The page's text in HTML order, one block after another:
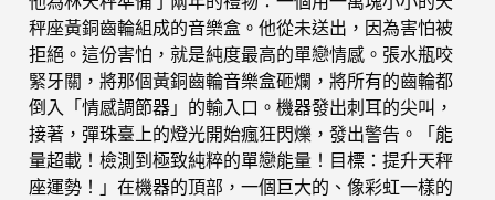
秤座黃銅齒輪組成的音樂盒。他從未送出，因為害怕被
拒絕。這份害怕，就是純度最高的單戀情感。張水瓶咬
緊牙關，將那個黃銅齒輪音樂盒砸爛，將所有的齒輪都
倒入「情感調節器」的輸入口。機器發出刺耳的尖叫，
接著，彈珠臺上的燈光開始瘋狂閃爍，發出警告。「能
量超載！檢測到極致純粹的單戀能量！目標：提升天秤
座運勢！」在機器的頂部，一個巨大的、像彩虹一樣的